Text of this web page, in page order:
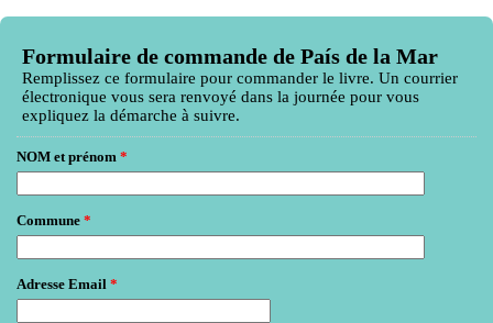
EmailMeForm
Formulaire de commande de País de la Mar
Remplissez ce formulaire pour commander le livre. Un courrier
électronique vous sera renvoyé dans la journée pour vous
expliquez la démarche à suivre.
NOM et prénom *
Commune *
Adresse Email *